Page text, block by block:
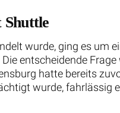
Shuttle
wurde, ging es um
entscheidende
hatte bereits
wurde,